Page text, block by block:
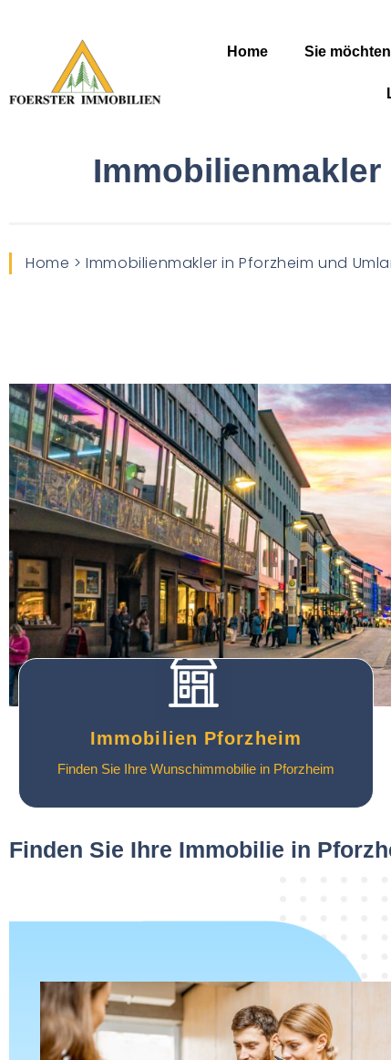
Home Sie
Immobilienmakler
Home > Immobilienmakler in Pforzheim und
Immobilien Pforzheim
Finden Sie Ihre Wunschimmobilie in Pforzheim
Finden Sie Ihre Immobilie in